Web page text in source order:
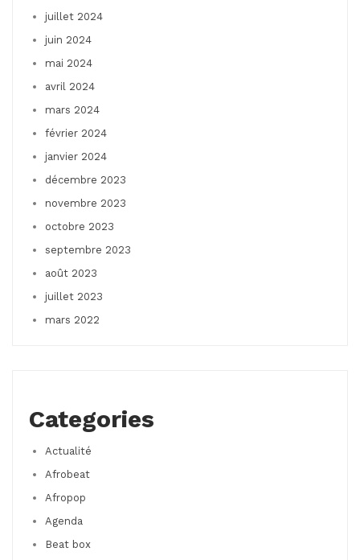
juillet 2024
juin 2024
mai 2024
avril 2024
mars 2024
février 2024
janvier 2024
décembre 2023
novembre 2023
octobre 2023
septembre 2023
août 2023
juillet 2023
mars 2022
Categories
Actualité
Afrobeat
Afropop
Agenda
Beat box